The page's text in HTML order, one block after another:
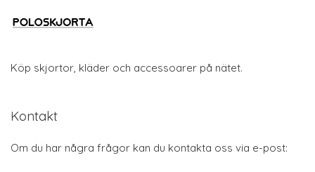
Köp skjortor, kläder och accessoarer på nätet.
Kontakt
Om du har några frågor kan du kontakta oss via e-post: